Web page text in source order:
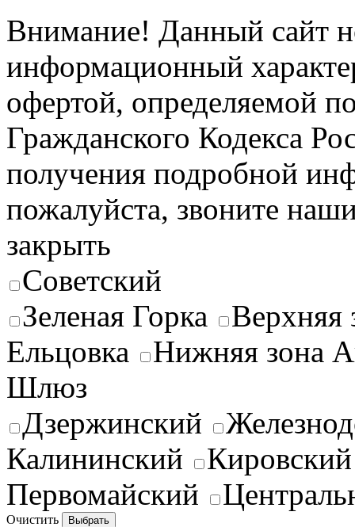
Внимание! Данный сайт
информационный
офертой, определяемой
Гражданского Кодекса
получения подробной
пожалуйста, звоните
закрыть
Советский
Зеленая Горка
Верхняя
Ельцовка
Нижняя зона
Шлюз
Дзержинский
Калининский
Кировский
Первомайский
Очистить